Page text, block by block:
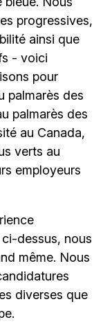
progressives,
ainsi que
- voici
pour
palmarès des
palmarès des
au Canada,
verts au
employeurs
dessus, nous
même. Nous
diverses que